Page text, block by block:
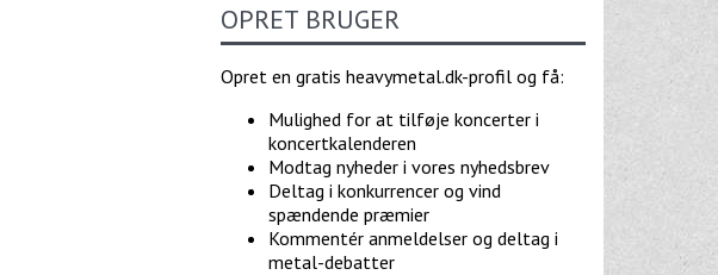
OPRET BRUGER
Opret en gratis heavymetal.dk-profil og få:
Mulighed for at tilføje koncerter i
koncertkalenderen
Modtag nyheder i vores nyhedsbrev
Deltag i konkurrencer og vind
spændende præmier
Kommentér anmeldelser og deltag i
metal-debatter